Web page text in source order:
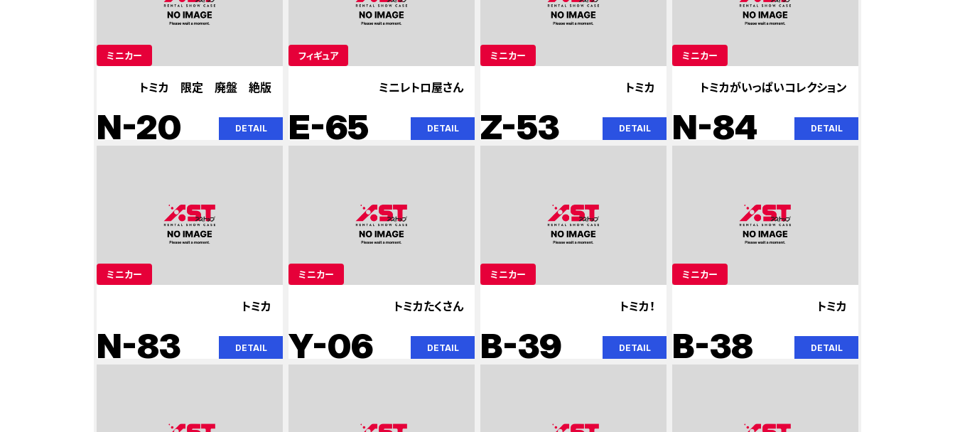
ミニカー
トミカ 限定 廃盤 絶版
N-20 DETAIL
フィギュア
ミニレトロ屋さん
E-65 DETAIL
ミニカー
トミカ
Z-53 DETAIL
ミニカー
トミカがいっぱいコレクション
N-84 DETAIL
ミニカー
トミカ
N-83 DETAIL
ミニカー
トミカたくさん
Y-06 DETAIL
ミニカー
トミカ！
B-39 DETAIL
ミニカー
トミカ
B-38 DETAIL